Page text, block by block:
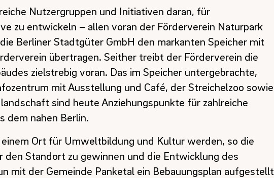
Nutzergruppen und Initiativen daran, für
zu entwickeln – allen voran der Förderverein Naturpark
Berliner Stadtgüter GmbH den markanten Speicher mit
übertragen. Seither treibt der Förderverein die
zielstrebig voran. Das im Speicher untergebrachte,
mit Ausstellung und Café, der Streichelzoo sowie
sind heute Anziehungspunkte für zahlreiche
dem nahen Berlin.
Ort für Umweltbildung und Kultur werden, so die
den Standort zu gewinnen und die Entwicklung des
mit der Gemeinde Panketal ein Bebauungsplan aufgestellt